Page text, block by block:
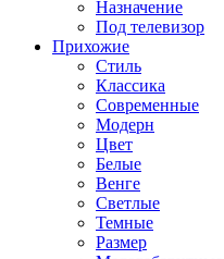
Назначение
Под телевизор
Прихожие
Стиль
Классика
Современные
Модерн
Цвет
Белые
Венге
Светлые
Темные
Размер